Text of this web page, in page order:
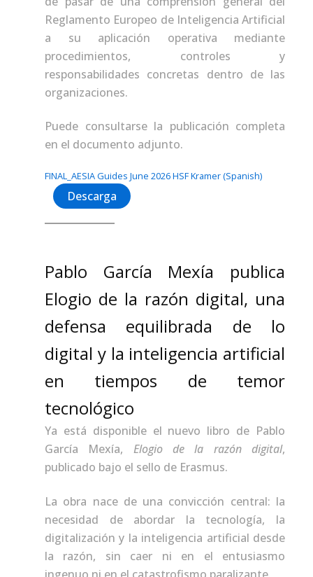
Reglamento Europeo de Inteligencia Artificial
a su aplicación operativa mediante
procedimientos, controles y
responsabilidades concretas dentro de las
organizaciones.
Puede consultarse la publicación completa
en el documento adjunto.
FINAL_AESIA Guides June 2026 HSF Kramer (Spanish)
Descarga
Pablo García Mexía publica
Elogio de la razón digital, una
defensa equilibrada de lo
digital y la inteligencia artificial
en tiempos de temor
tecnológico
Ya está disponible el nuevo libro de Pablo
García Mexía, Elogio de la razón digital,
publicado bajo el sello de Erasmus.
La obra nace de una convicción central: la
necesidad de abordar la tecnología, la
digitalización y la inteligencia artificial desde
la razón, sin caer ni en el entusiasmo